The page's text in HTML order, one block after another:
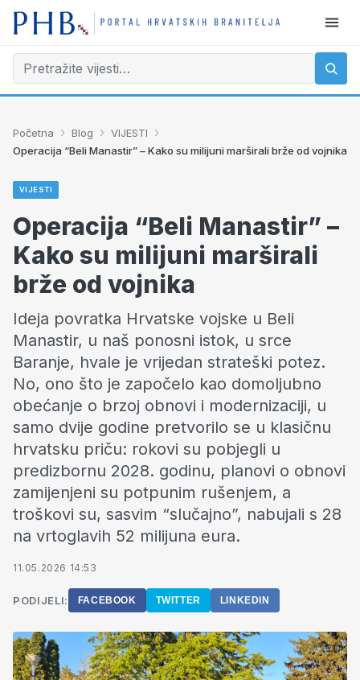
Početna › Blog › VIJESTI ›
Operacija “Beli Manastir” – Kako su milijuni marširali brže od vojnika
VIJESTI
Operacija “Beli Manastir” –
Kako su milijuni marširali
brže od vojnika
Ideja povratka Hrvatske vojske u Beli
Manastir, u naš ponosni istok, u srce
Baranje, hvale je vrijedan strateški potez.
No, ono što je započelo kao domoljubno
obećanje o brzoj obnovi i modernizaciji, u
samo dvije godine pretvorilo se u klasičnu
hrvatsku priču: rokovi su pobjegli u
predizbornu 2028. godinu, planovi o obnovi
zamijenjeni su potpunim rušenjem, a
troškovi su, sasvim “slučajno”, nabujali s 28
na vrtoglavih 52 milijuna eura.
11.05.2026 14:53
PODIJELI: FACEBOOK TWITTER LINKEDIN